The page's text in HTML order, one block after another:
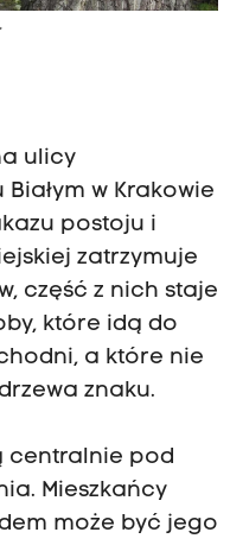
ulicy
w Krakowie
postoju i
zatrzymuje
część z nich staje
które idą do
a które nie
znaku.
centralnie pod
Mieszkańcy
może być jego